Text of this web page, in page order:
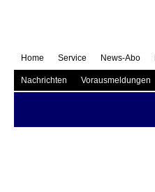
Home Service News-Abo
Nachrichten Vorausmeldungen